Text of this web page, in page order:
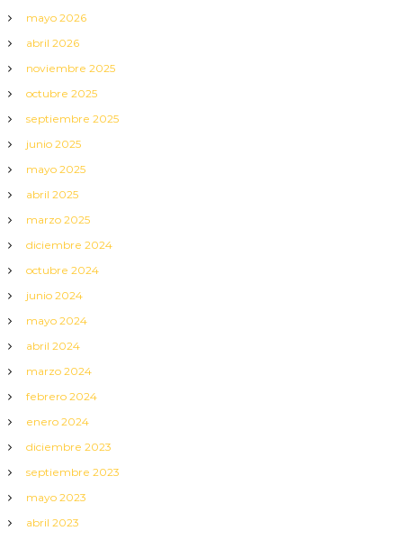
mayo 2026
abril 2026
noviembre 2025
octubre 2025
septiembre 2025
junio 2025
mayo 2025
abril 2025
marzo 2025
diciembre 2024
octubre 2024
junio 2024
mayo 2024
abril 2024
marzo 2024
febrero 2024
enero 2024
diciembre 2023
septiembre 2023
mayo 2023
abril 2023